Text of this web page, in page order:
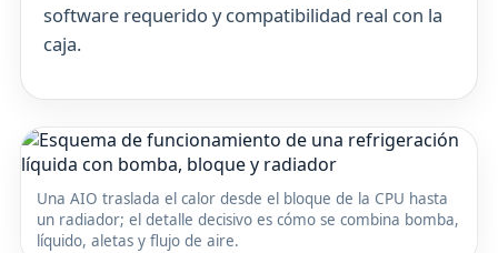
software requerido y compatibilidad real con la
caja.
Una AIO traslada el calor desde el bloque de la CPU hasta
un radiador; el detalle decisivo es cómo se combina bomba,
líquido, aletas y flujo de aire.